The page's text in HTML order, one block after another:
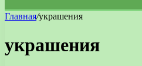
Главная/украшения
украшения